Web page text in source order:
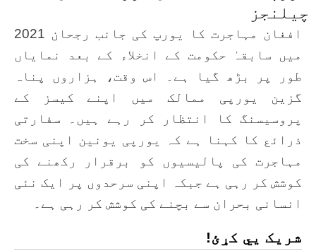
چیلنجز
افغان مہاجرت کا یورپ کی جانب رجحان 2021
میں سابقہٰ حکومت کے انخلاء کے بعد نمایاں
طور پر بڑھ گیا ہے۔ اس وقت، ہزاروں پناہ
گزین یورپی ممالک میں اپنے کیسز کے
پروسیسنگ کا انتظار کر رہے ہیں۔ سفارتی
ذرائع کا کہنا ہے کہ یورپی یونین اپنی سخت
مہاجرت کی پالیسیوں کو برقرار رکھنے کی
کوشش کر رہی ہے جبکہ اپنی سرحدوں پر ایک نئی
انسانی بحران سے بچنے کی کوشش کر رہی ہے۔
شریک یي کړئ!